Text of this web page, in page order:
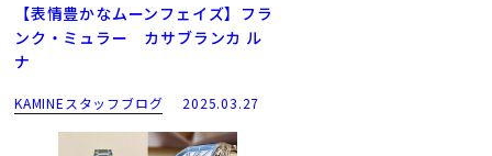
【表情豊かなムーンフェイズ】フラ
ンク・ミュラー カサブランカ ル
ナ
KAMINEスタッフブログ 2025.03.27